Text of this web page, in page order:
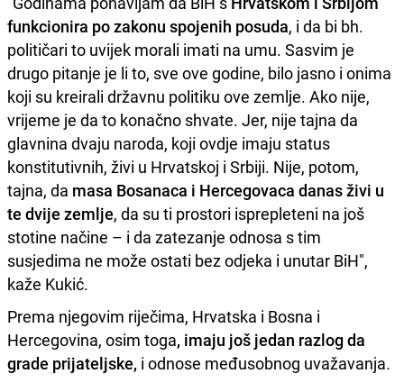
funkcionira po zakonu spojenih posuda, i da bi bh.
političari to uvijek morali imati na umu. Sasvim je
drugo pitanje je li to, sve ove godine, bilo jasno i onima
koji su kreirali državnu politiku ove zemlje. Ako nije,
vrijeme je da to konačno shvate. Jer, nije tajna da
glavnina dvaju naroda, koji ovdje imaju status
konstitutivnih, živi u Hrvatskoj i Srbiji. Nije, potom,
tajna, da masa Bosanaca i Hercegovaca danas živi u
te dvije zemlje, da su ti prostori isprepleteni na još
stotine načine – i da zatezanje odnosa s tim
susjedima ne može ostati bez odjeka i unutar BiH",
kaže Kukić.
Prema njegovim riječima, Hrvatska i Bosna i
Hercegovina, osim toga, imaju još jedan razlog da
grade prijateljske, i odnose međusobnog uvažavanja.